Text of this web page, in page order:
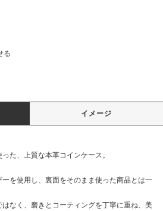
る
イメージ
た、上質な本革コインケース。
を使用し、裏面をそのまま使った商品とは一
なく、磨きとコーティングを丁寧に重ね、美